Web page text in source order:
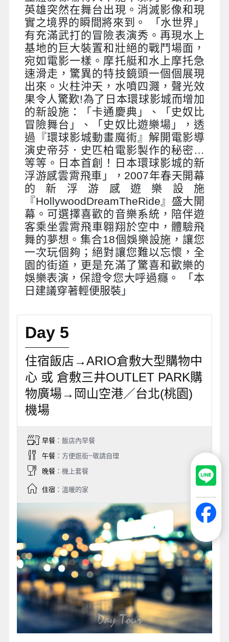
英雄突然在舞台出現。消滅影像和現
實之境界的瞬間將來到。 「水世界」
有充滿武打的冒險表演秀。再現水上
基地的巨大裝置和壯絕的戰鬥場面，
宛如電影一樣。摩托艇和水上摩托急
速滑走，驚異的特技鏡頭一個個展現
出來。火柱沖天，水噴四濺，聲光效
果令人驚歎!為了日本環球影城而增加
的新設施：「卡通慶典」、「史奴比
冒險舞台」、「史奴比遊樂場」，透
過『環球影城動畫魔術』解開電影導
演史帝芬．史匹柏電影製作的秘密…
等等。日本首創！日本環球影城的新
浮游感雲霄飛車」，2007年春天開幕
的新浮游感遊樂設施
『HollywoodDreamTheRide』盛大開
幕。可選擇喜歡的音樂系統，陪伴遊
客乘坐雲霄飛車翱翔於空中，體驗飛
舞的夢想。集合18個娛樂設施，讓您
一次玩個夠；絕對讓您難以忘懷，全
園的街道，更是充滿了驚喜和歡樂的
娛樂表演，保證令您大呼過癮。 「本
日建議穿著輕便服裝」
Day 5
住宿飯店→ARIO倉敷大型購物中
心 或 倉敷三井OUTLET PARK購
物廣場→岡山空港／台北(桃園)
機場
早餐：飯店內早餐
午餐：方便逛街~敬請自理
晚餐：機上套餐
住宿：溫暖的家